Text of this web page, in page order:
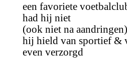
een favoriete
had hij niet
(ook niet na aandringen)
hij hield van sportief &
even verzorgd